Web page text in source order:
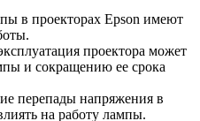
в проекторах Epson имеют
проектора может
и сокращению ее срока
перепады напряжения в
на работу лампы.